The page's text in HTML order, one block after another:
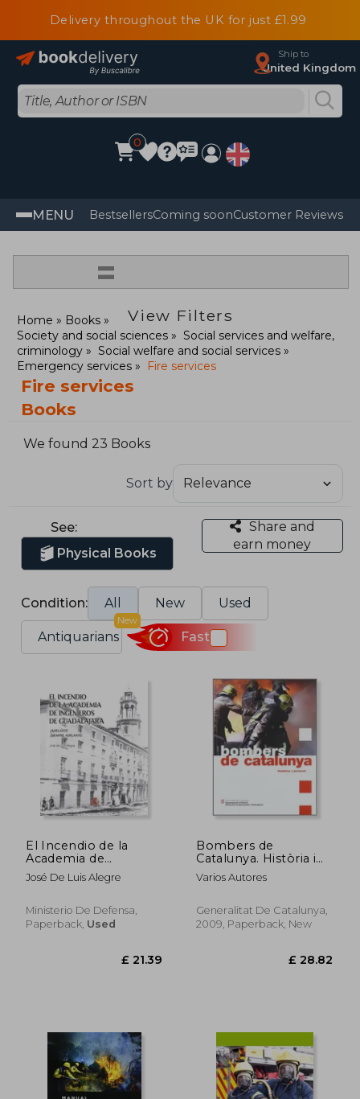
Delivery throughout the UK for just £1.99
Ship to
United Kingdom
0
MENU BestsellersComing soonCustomer Reviews
=
View Filters
Home
Books
Society and social sciences
Social services and welfare,
criminology
Social welfare and social services
Emergency services
Fire services
Fire services
Books
We found 23 Books
Sort by
See:
Physical Books
Share and
earn money
Condition: All New Used
Antiquarians
New
Fast
El Incendio de la
Academia de
Ingenieros de
Guadalajara. Adelante!
José De Luis Alegre
Ministerio De Defensa,
Paperback, Used
£ 21.39
Bombers de
Catalunya. Història i
Present (Generalitat
de Catalunya) (in
Varios Autores
Generalitat De Catalunya,
2009, Paperback, New